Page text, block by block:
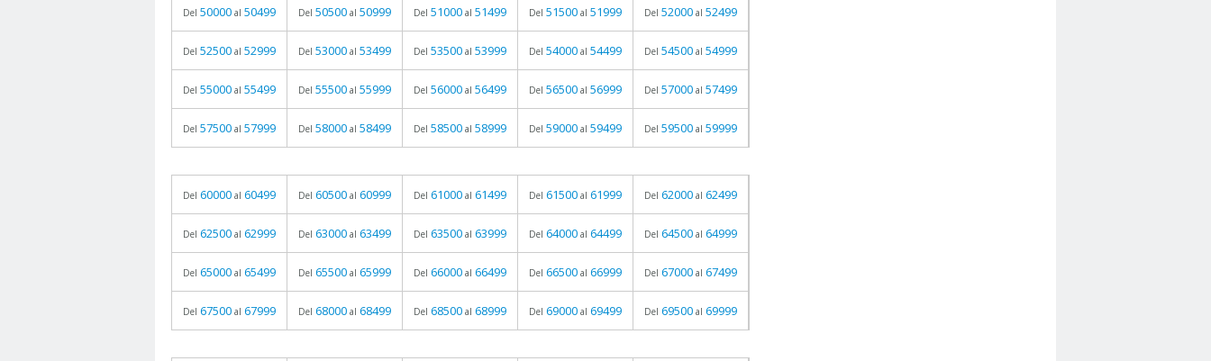
Del 50000 al 50499 Del 50500 al 50999 Del 51000 al 51499 Del 51500 al 51999 Del 52000 al 52499
Del 52500 al 52999 Del 53000 al 53499 Del 53500 al 53999 Del 54000 al 54499 Del 54500 al 54999
Del 55000 al 55499 Del 55500 al 55999 Del 56000 al 56499 Del 56500 al 56999 Del 57000 al 57499
Del 57500 al 57999 Del 58000 al 58499 Del 58500 al 58999 Del 59000 al 59499 Del 59500 al 59999
Del 60000 al 60499 Del 60500 al 60999 Del 61000 al 61499 Del 61500 al 61999 Del 62000 al 62499
Del 62500 al 62999 Del 63000 al 63499 Del 63500 al 63999 Del 64000 al 64499 Del 64500 al 64999
Del 65000 al 65499 Del 65500 al 65999 Del 66000 al 66499 Del 66500 al 66999 Del 67000 al 67499
Del 67500 al 67999 Del 68000 al 68499 Del 68500 al 68999 Del 69000 al 69499 Del 69500 al 69999